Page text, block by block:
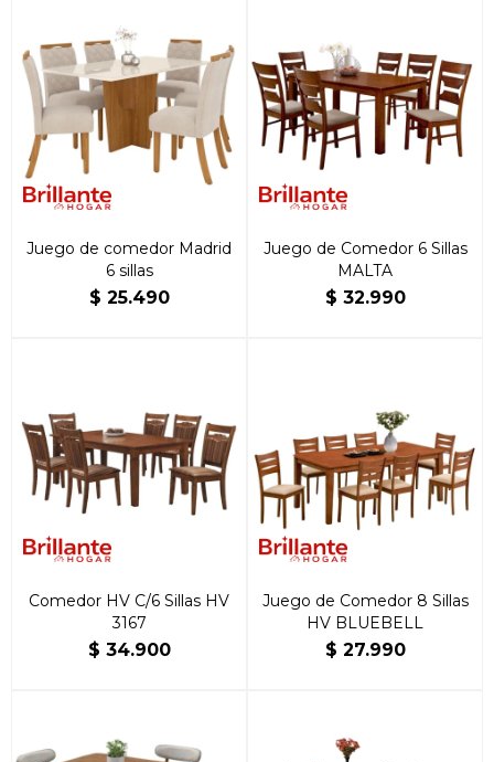
Juego de comedor Madrid
6 sillas
$ 25.490
Juego de Comedor 6 Sillas
MALTA
$ 32.990
Comedor HV C/6 Sillas HV
3167
$ 34.900
Juego de Comedor 8 Sillas
HV BLUEBELL
$ 27.990